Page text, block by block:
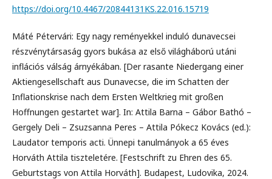
https://doi.org/10.4467/20844131KS.22.016.15719
Máté Pétervári: Egy nagy reményekkel induló dunavecsei
részvénytársaság gyors bukása az első világháború utáni
inflációs válság árnyékában. [Der rasante Niedergang einer
Aktiengesellschaft aus Dunavecse, die im Schatten der
Inflationskrise nach dem Ersten Weltkrieg mit großen
Hoffnungen gestartet war]. In: Attila Barna – Gábor Bathó –
Gergely Deli – Zsuzsanna Peres – Attila Pókecz Kovács (ed.):
Laudator temporis acti. Ünnepi tanulmányok a 65 éves
Horváth Attila tiszteletére. [Festschrift zu Ehren des 65.
Geburtstags von Attila Horváth]. Budapest, Ludovika, 2024.